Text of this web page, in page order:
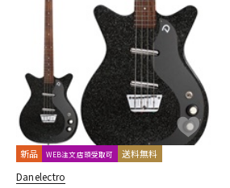
新品 WEB注文店頭受取可 送料無料
Danelectro